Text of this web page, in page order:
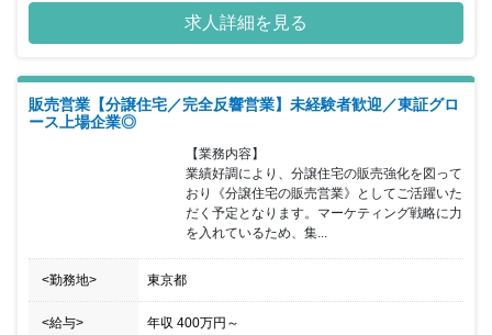
す。 自社物件をメインに他社物件も取り扱うことで、お客様のニー
ズに幅広く応えられるポジションになります。 少数体制ですので、
部門の『中枢メンバー』として活躍いただけるチャンスです！ さら
バランスも整います！
求人詳細を見る
販売営業【分譲住宅／完全反響営業】未経験者歓迎／東証グロ
ース上場企業◎
【業務内容】
業績好調により、分譲住宅の販売強化を図って
おり《分譲住宅の販売営業》としてご活躍いた
だく予定となります。マーケティング戦略に力
を入れているため、集...
<勤務地> 東京都
<給与> 年収 400万円 ～